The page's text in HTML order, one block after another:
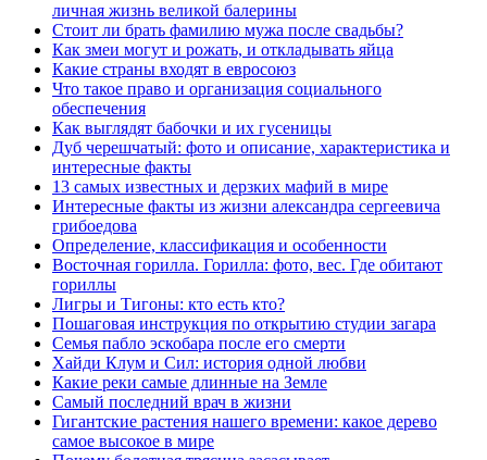
личная жизнь великой балерины
Стоит ли брать фамилию мужа после свадьбы?
Как змеи могут и рожать, и откладывать яйца
Какие страны входят в евросоюз
Что такое право и организация социального
обеспечения
Как выглядят бабочки и их гусеницы
Дуб черешчатый: фото и описание, характеристика и
интересные факты
​13 cамых известных и дерзких мафий в мире
Интересные факты из жизни александра сергеевича
грибоедова
Определение, классификация и особенности
Восточная горилла. Горилла: фото, вес. Где обитают
гориллы
Лигры и Тигоны: кто есть кто?
Пошаговая инструкция по открытию студии загара
Семья пабло эскобара после его смерти
Хайди Клум и Сил: история одной любви
Какие реки самые длинные на Земле
Самый последний врач в жизни
Гигантские растения нашего времени: какое дерево
самое высокое в мире